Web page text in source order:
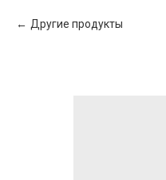
Другие продукты